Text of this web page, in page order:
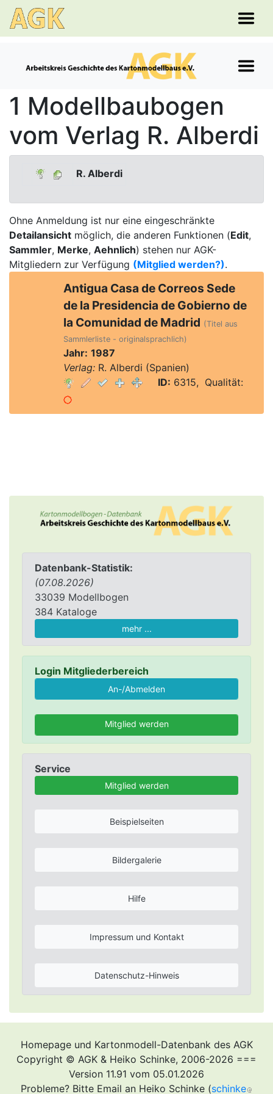
Datenbank-Statistik:
(07.08.2026)
33039 Modellbogen
384 Kataloge
mehr ...
Login Mitgliederbereich
Mitglied werden
Service
Mitglied werden
Beispielseiten
Bildergalerie
Hilfe
Impressum und Kontakt
Datenschutz-Hinweis
1 Modellbaubogen
vom Verlag R. Alberdi
R. Alberdi
Ohne Anmeldung ist nur eine eingeschränkte
Detailansicht möglich, die anderen Funktionen (Edit,
Sammler, Merke, Aehnlich) stehen nur AGK-
Mitgliedern zur Verfügung (Mitglied werden?).
Antigua Casa de Correos Sede
de la Presidencia de Gobierno de
la Comunidad de Madrid (Titel aus
Sammlerliste - originalsprachlich)
Jahr: 1987
Verlag:R. Alberdi (Spanien)
ID: 6315, Qualität:
Homepage und Kartonmodell-Datenbank des AGK
Copyright © AGK & Heiko Schinke, 2006-2026 ===
Version 11.91 vom 05.01.2026
Probleme? Bitte Email an Heiko Schinke (schinke